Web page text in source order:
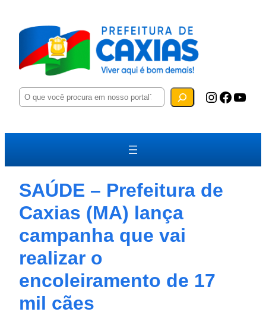
P
e
u
a
Instagram Facebook YouTube
SAÚDE – Prefeitura de
Caxias (MA) lança
campanha que vai
realizar o
encoleiramento de 17
mil cães